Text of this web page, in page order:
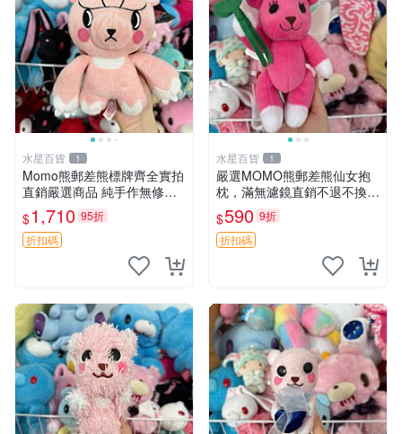
水星百貨 1
Momo熊郵差熊標牌齊全實拍
直銷嚴選商品 純手作無修圖
可收藏 郵差熊 Momo熊 標牌
商品
$1,710 95折
折扣碼
水星百貨 1
嚴選MOMO熊郵差熊仙女抱
枕，滿無濾鏡直銷不退不換
經典造型可愛必備 紅薯啵啵
間抱枕 抱枕 時尚
$590 9折
折扣碼